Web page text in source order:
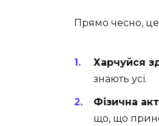
Прямо чесно, це
Харчуйся
знають усі.
Фізична
що, що